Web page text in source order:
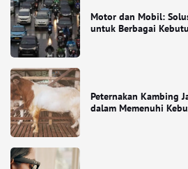
Motor dan Mobil:
untuk Berbagai
Peternakan Kambing
dalam Memenuhi